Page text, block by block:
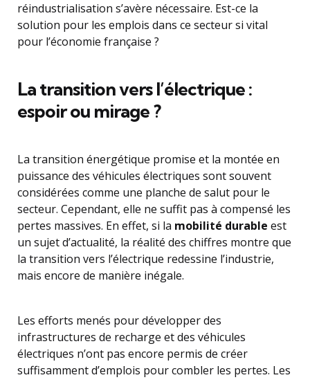
réindustrialisation s’avère nécessaire. Est-ce la
solution pour les emplois dans ce secteur si vital
pour l’économie française ?
La transition vers l’électrique :
espoir ou mirage ?
La transition énergétique promise et la montée en
puissance des véhicules électriques sont souvent
considérées comme une planche de salut pour le
secteur. Cependant, elle ne suffit pas à compensé les
pertes massives. En effet, si la mobilité durable est
un sujet d’actualité, la réalité des chiffres montre que
la transition vers l’électrique redessine l’industrie,
mais encore de manière inégale.
Les efforts menés pour développer des
infrastructures de recharge et des véhicules
électriques n’ont pas encore permis de créer
suffisamment d’emplois pour combler les pertes. Les